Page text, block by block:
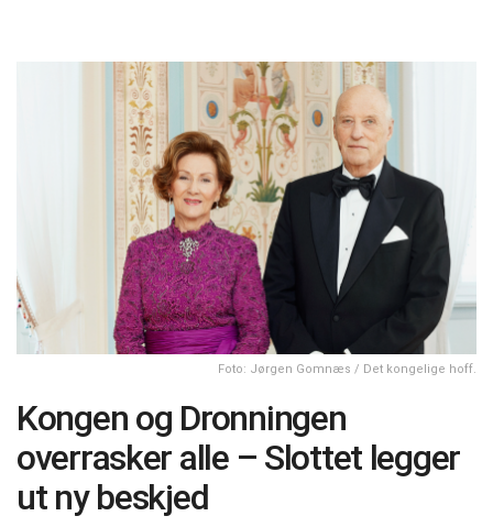
Foto: Jørgen Gomnæs / Det kongelige hoff.
Kongen og Dronningen
overrasker alle – Slottet legger
ut ny beskjed